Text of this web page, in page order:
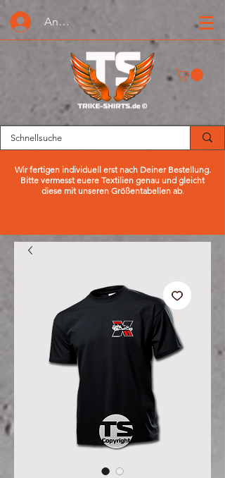
Anmelden oder Registrieren
Wir fertigen individuell erst nach Deiner Bestellung.
Bitte vermesst euere Textilien genau und gleicht
diese mit unseren Größentabellen ab.